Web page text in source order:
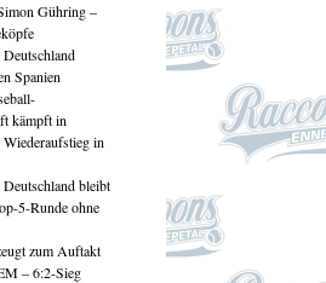
Gühring –
Spanien
kämpft in
in
bleibt
5-Runde ohne
zum Auftakt
– 6:2-Sieg